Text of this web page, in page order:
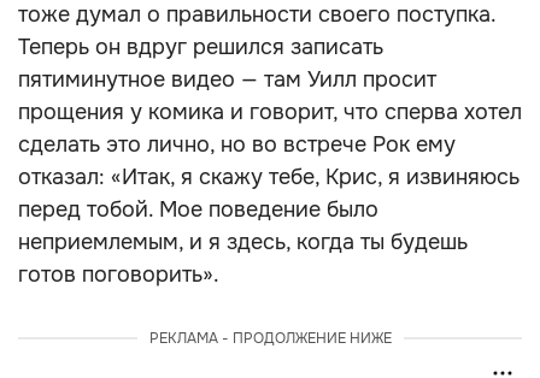
тоже думал о правильности своего поступка.
Теперь он вдруг решился записать
пятиминутное видео — там Уилл просит
прощения у комика и говорит, что сперва хотел
сделать это лично, но во встрече Рок ему
отказал: «Итак, я скажу тебе, Крис, я извиняюсь
перед тобой. Мое поведение было
неприемлемым, и я здесь, когда ты будешь
готов поговорить».
РЕКЛАМА - ПРОДОЛЖЕНИЕ НИЖЕ